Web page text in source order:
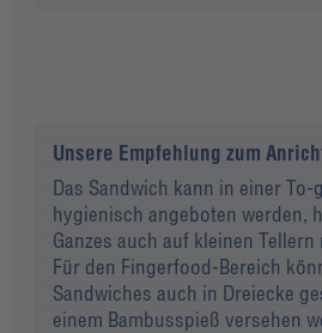
Unsere Empfehlung zum
Das Sandwich kann in einer To-
hygienisch angeboten werden,
Ganzes auch auf kleinen
Für den Fingerfood-Bereich
Sandwiches auch in Dreiecke
einem Bambusspieß versehen